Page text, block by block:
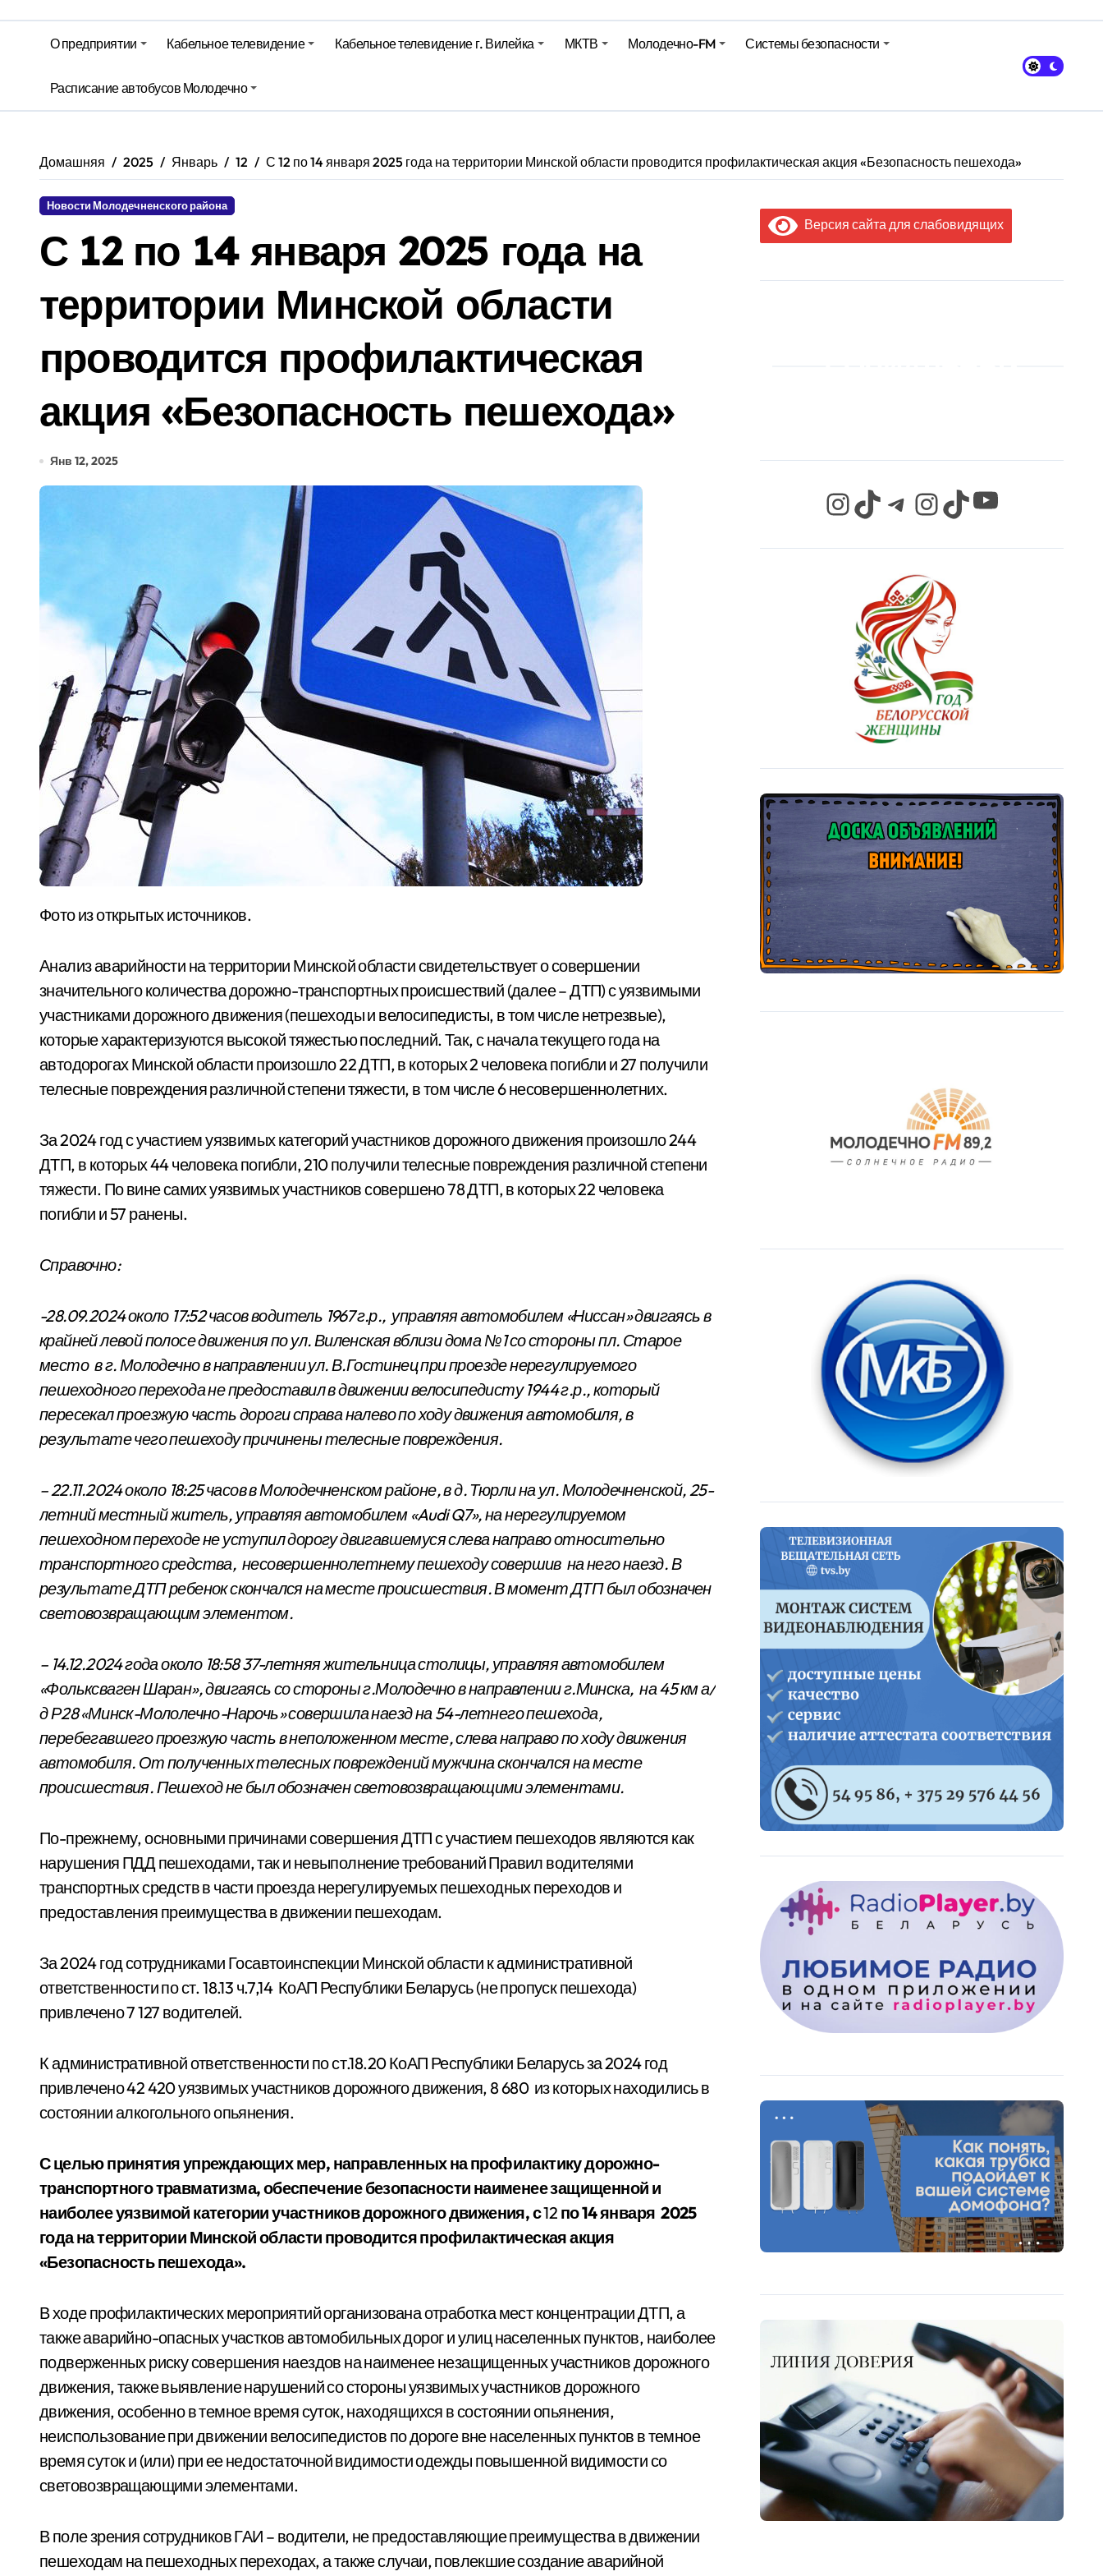
На юге – зной, на севере – град. Синоптики рассказали о погоде на сегодня
Гороскоп на 6 августа
Молодечно. Новости время местное – 05 08 2026
Молодечно. Новости время местное – 07 08 20
О предприятии Кабельное телевидение Кабельное телевидение г. Вилейка МКТВ Молодечно-FM Системы безопасности
Расписание автобусов Молодечно
Домашняя 2025 Январь 12 С 12 по 14 января 2025 года на территории Минской области проводится профилактическая акция «Безопасность пешехода»
Новости Молодечненского района
С 12 по 14 января 2025 года на
территории Минской области
проводится профилактическая
акция «Безопасность пешехода»
Янв 12, 2025
Фото из открытых источников.
Анализ аварийности на территории Минской области свидетельствует о совершении
значительного количества дорожно-транспортных происшествий (далее – ДТП) с уязвимыми
участниками дорожного движения (пешеходы и велосипедисты, в том числе нетрезвые),
которые характеризуются высокой тяжестью последний. Так, с начала текущего года на
автодорогах Минской области произошло 22 ДТП, в которых 2 человека погибли и 27 получили
телесные повреждения различной степени тяжести, в том числе 6 несовершеннолетних.
За 2024 год с участием уязвимых категорий участников дорожного движения произошло 244
ДТП, в которых 44 человека погибли, 210 получили телесные повреждения различной степени
тяжести. По вине самих уязвимых участников совершено 78 ДТП, в которых 22 человека
погибли и 57 ранены.
Справочно:
-28.09.2024 около 17:52 часов водитель 1967 г.р., управляя автомобилем «Ниссан» двигаясь в
крайней левой полосе движения по ул. Виленская вблизи дома №1 со стороны пл. Старое
место в г. Молодечно в направлении ул. В.Гостинец при проезде нерегулируемого
пешеходного перехода не предоставил в движении велосипедисту 1944 г.р., который
пересекал проезжую часть дороги справа налево по ходу движения автомобиля, в
результате чего пешеходу причинены телесные повреждения.
– 22.11.2024 около 18:25 часов в Молодечненском районе, в д. Тюрли на ул. Молодечненской, 25-
летний местный житель, управляя автомобилем «Audi Q7», на нерегулируемом
пешеходном переходе не уступил дорогу двигавшемуся слева направо относительно
транспортного средства, несовершеннолетнему пешеходу совершив на него наезд. В
результате ДТП ребенок скончался на месте происшествия. В момент ДТП был обозначен
световозвращающим элементом.
– 14.12.2024 года около 18:58 37-летняя жительница столицы, управляя автомобилем
«Фольксваген Шаран», двигаясь со стороны г.Молодечно в направлении г.Минска, на 45 км а/
д Р28 «Минск-Мололечно-Нарочь» совершила наезд на 54-летнего пешехода,
перебегавшего проезжую часть в неположенном месте, слева направо по ходу движения
автомобиля. От полученных телесных повреждений мужчина скончался на месте
происшествия. Пешеход не был обозначен световозвращающими элементами.
По-прежнему, основными причинами совершения ДТП с участием пешеходов являются как
нарушения ПДД пешеходами, так и невыполнение требований Правил водителями
транспортных средств в части проезда нерегулируемых пешеходных переходов и
предоставления преимущества в движении пешеходам.
За 2024 год сотрудниками Госавтоинспекции Минской области к административной
ответственности по ст. 18.13 ч.7,14 КоАП Республики Беларусь (не пропуск пешехода)
привлечено 7 127 водителей.
К административной ответственности по ст.18.20 КоАП Республики Беларусь за 2024 год
привлечено 42 420 уязвимых участников дорожного движения, 8 680 из которых находились в
состоянии алкогольного опьянения.
С целью принятия упреждающих мер, направленных на профилактику дорожно-
транспортного травматизма, обеспечение безопасности наименее защищенной и
наиболее уязвимой категории участников дорожного движения,с12 по 14 января 2025
года на территории Минской области проводится профилактическая акция
«Безопасность пешехода».
В ходе профилактических мероприятий организована отработка мест концентрации ДТП, а
также аварийно-опасных участков автомобильных дорог и улиц населенных пунктов, наиболее
подверженных риску совершения наездов на наименее незащищенных участников дорожного
движения, также выявление нарушений со стороны уязвимых участников дорожного
движения, особенно в темное время суток, находящихся в состоянии опьянения,
неиспользование при движении велосипедистов по дороге вне населенных пунктов в темное
время суток и (или) при ее недостаточной видимости одежды повышенной видимости со
световозвращающими элементами.
В поле зрения сотрудников ГАИ – водители, не предоставляющие преимущества в движении
пешеходам на пешеходных переходах, а также случаи, повлекшие создание аварийной
Версия сайта для слабовидящих
InstagramTikTok Telegram InstagramTikTok YouTube